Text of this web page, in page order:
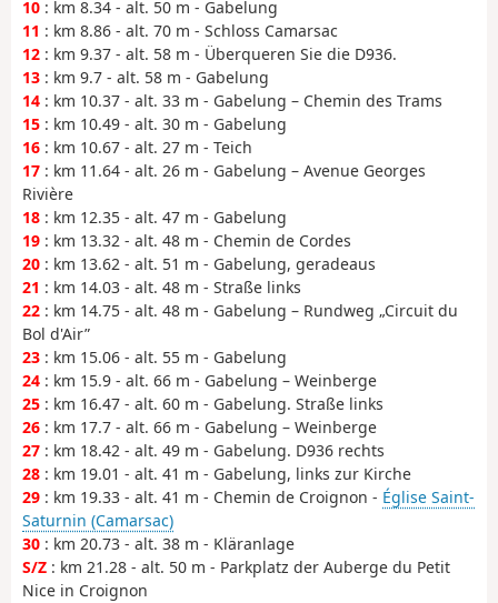
10 : km 8.34 - alt. 50 m - Gabelung
11 : km 8.86 - alt. 70 m - Schloss Camarsac
12 : km 9.37 - alt. 58 m - Überqueren Sie die D936.
13 : km 9.7 - alt. 58 m - Gabelung
14 : km 10.37 - alt. 33 m - Gabelung – Chemin des Trams
15 : km 10.49 - alt. 30 m - Gabelung
16 : km 10.67 - alt. 27 m - Teich
17 : km 11.64 - alt. 26 m - Gabelung – Avenue Georges
Rivière
18 : km 12.35 - alt. 47 m - Gabelung
19 : km 13.32 - alt. 48 m - Chemin de Cordes
20 : km 13.62 - alt. 51 m - Gabelung, geradeaus
21 : km 14.03 - alt. 48 m - Straße links
22 : km 14.75 - alt. 48 m - Gabelung – Rundweg „Circuit du
Bol d'Air”
23 : km 15.06 - alt. 55 m - Gabelung
24 : km 15.9 - alt. 66 m - Gabelung – Weinberge
25 : km 16.47 - alt. 60 m - Gabelung. Straße links
26 : km 17.7 - alt. 66 m - Gabelung – Weinberge
27 : km 18.42 - alt. 49 m - Gabelung. D936 rechts
28 : km 19.01 - alt. 41 m - Gabelung, links zur Kirche
29 : km 19.33 - alt. 41 m - Chemin de Croignon - Église Saint-
Saturnin (Camarsac)
30 : km 20.73 - alt. 38 m - Kläranlage
S/Z : km 21.28 - alt. 50 m - Parkplatz der Auberge du Petit
Nice in Croignon